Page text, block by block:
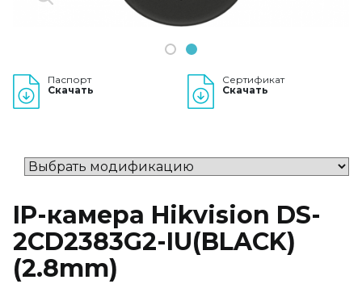
1 2
Паспорт
Скачать
Сертификат
Скачать
IP-камера Hikvision DS-
2CD2383G2-IU(BLACK)
(2.8mm)